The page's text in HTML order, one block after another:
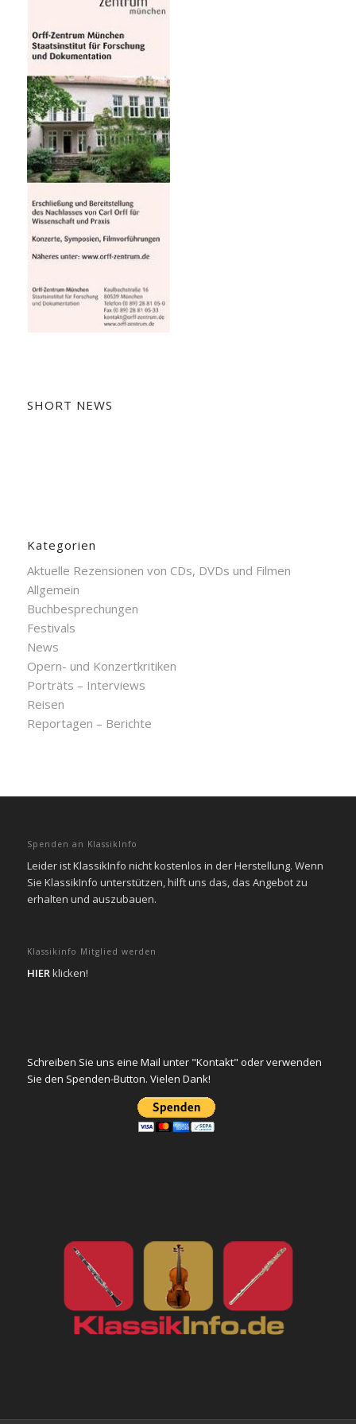
SHORT NEWS
Kategorien
Aktuelle Rezensionen von CDs, DVDs und Filmen
Allgemein
Buchbesprechungen
Festivals
News
Opern- und Konzertkritiken
Porträts – Interviews
Reisen
Reportagen – Berichte
Spenden an KlassikInfo
Leider ist KlassikInfo nicht kostenlos in der Herstellung. Wenn
Sie KlassikInfo unterstützen, hilft uns das, das Angebot zu
erhalten und auszubauen.
Klassikinfo Mitglied werden
HIERklicken!
Schreiben Sie uns eine Mail unter "Kontakt" oder verwenden
Sie den Spenden-Button. Vielen Dank!